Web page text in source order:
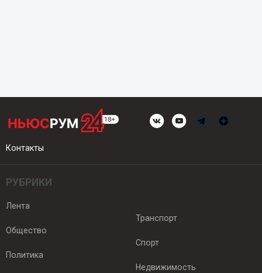
Контакты
РУБРИКИ
Лента
Общество
Политика
Транспорт
Спорт
Недвижимость